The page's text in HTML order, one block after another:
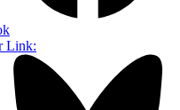
Link: